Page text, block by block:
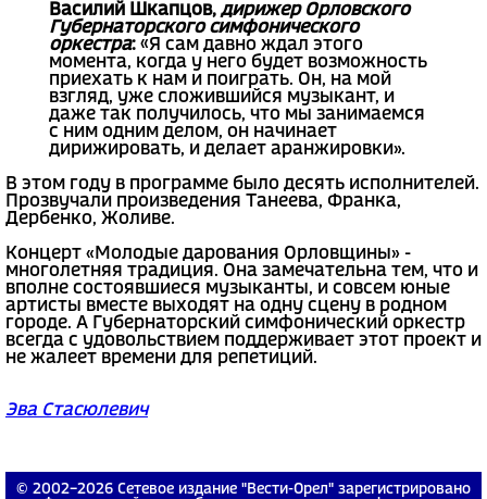
Василий Шкапцов, дирижер Орловского
Губернаторского симфонического
оркестра: «Я сам давно ждал этого
момента, когда у него будет возможность
приехать к нам и поиграть. Он, на мой
взгляд, уже сложившийся музыкант, и
даже так получилось, что мы занимаемся
с ним одним делом, он начинает
дирижировать, и делает аранжировки».
В этом году в программе было десять исполнителей.
Прозвучали произведения Танеева, Франка,
Дербенко, Жоливе.
Концерт «Молодые дарования Орловщины» -
многолетняя традиция. Она замечательна тем, что и
вполне состоявшиеся музыканты, и совсем юные
артисты вместе выходят на одну сцену в родном
городе. А Губернаторский симфонический оркестр
всегда с удовольствием поддерживает этот проект и
не жалеет времени для репетиций.
Эва Стасюлевич
© 2002−2026 Сетевое издание "Вести-Орел" зарегистрировано